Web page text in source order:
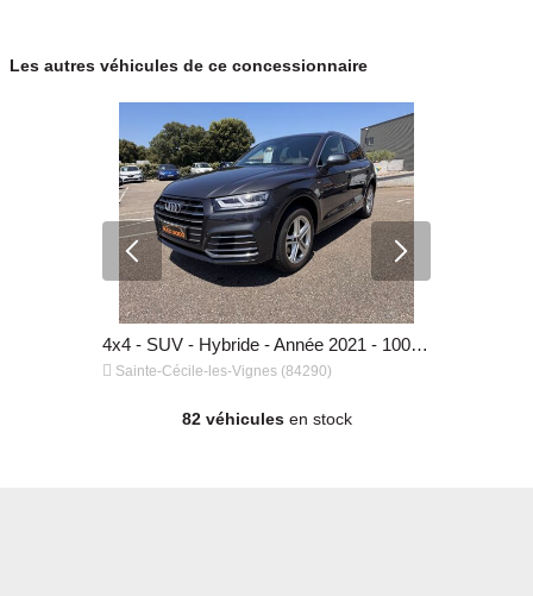
vous proposer des financements ainsi que des extensions de garantie
jusqu'à 60 mois ...
Les autres véhicules de ce concessionnaire
4x4 - SUV - Hybride - Année 2021 - 100 900 km, 32 490 €
 Sainte-Cécile-les-Vignes (84290)
82 véhiculesen stock